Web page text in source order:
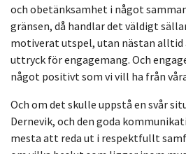
och obetänksamhet i något
gränsen, då handlar det väldigt
motiverat utspel, utan nästan
uttryck för engagemang. Och
något positivt som vi vill ha från
Och om det skulle uppstå en svår
Dernevik, och den goda
mesta att reda ut i respektfullt